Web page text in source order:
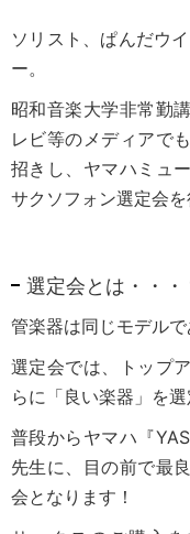
ソリスト、ぱんだウ
ー。
昭和音楽大学非常勤
レビ等のメディアで
招きし、ヤマハミュ
サクソフォン選定会を
選定会とは・・・
管楽器は同じモデル
選定会では、トップ
らに「良い楽器」を選
普段からヤマハ『
先生に、目の前で最
会となります！